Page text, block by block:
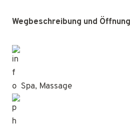
Wegbeschreibung und
Spa, Massage